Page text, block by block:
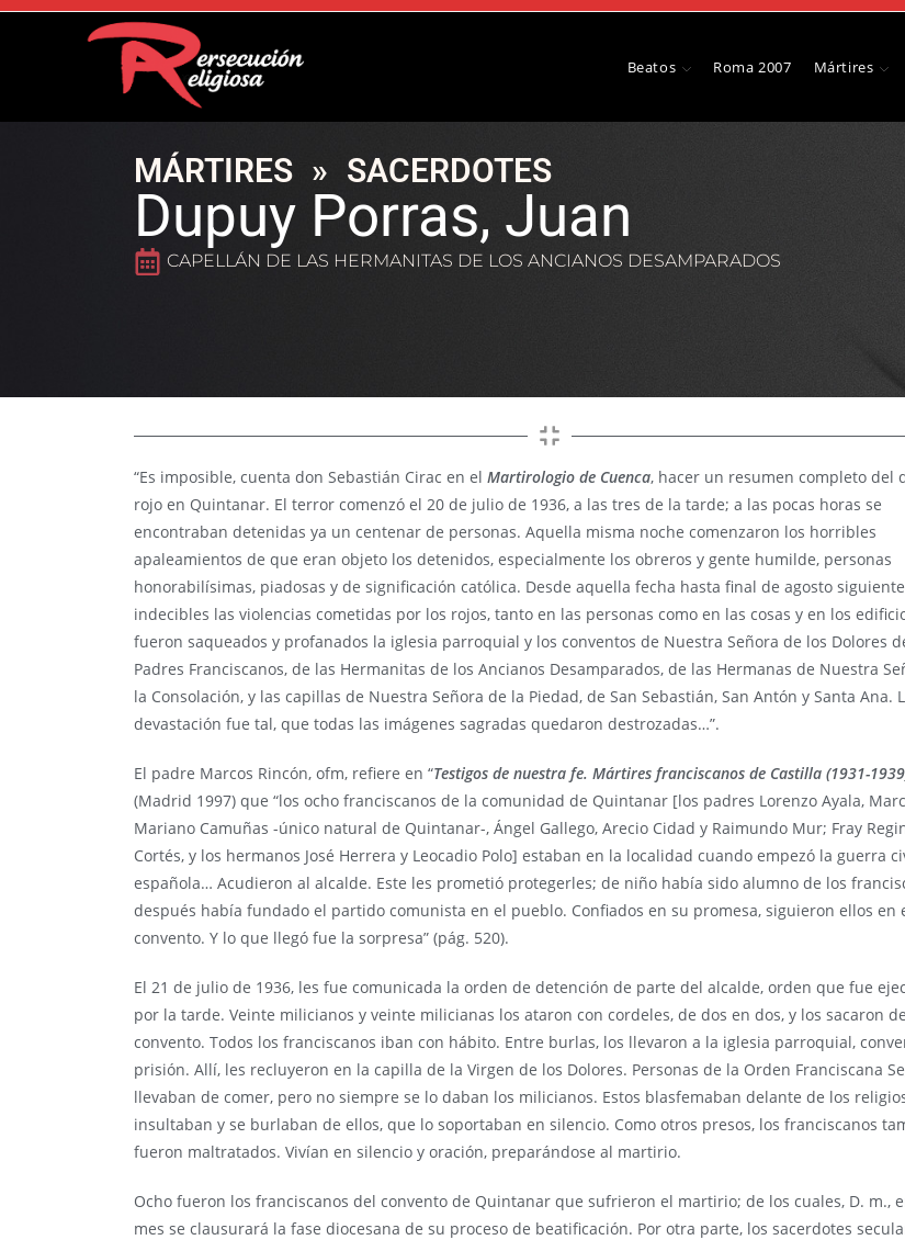
Beatos Roma 2007 Mártires
MÁRTIRES » SACERDOTES
Dupuy Porras, Juan
CAPELLÁN DE LAS HERMANITAS DE LOS ANCIANOS DESAMPARADOS
“Es imposible, cuenta don Sebastián Cirac en el Martirologio de Cuenca, hacer un resumen completo del
rojo en Quintanar. El terror comenzó el 20 de julio de 1936, a las tres de la tarde; a las pocas horas se
encontraban detenidas ya un centenar de personas. Aquella misma noche comenzaron los horribles
apaleamientos de que eran objeto los detenidos, especialmente los obreros y gente humilde, personas
honorabilísimas, piadosas y de significación católica. Desde aquella fecha hasta final de agosto
indecibles las violencias cometidas por los rojos, tanto en las personas como en las cosas y en los
fueron saqueados y profanados la iglesia parroquial y los conventos de Nuestra Señora de los Dolores
Padres Franciscanos, de las Hermanitas de los Ancianos Desamparados, de las Hermanas de Nuestra
la Consolación, y las capillas de Nuestra Señora de la Piedad, de San Sebastián, San Antón y Santa Ana.
devastación fue tal, que todas las imágenes sagradas quedaron destrozadas…”.
El padre Marcos Rincón, ofm, refiere en “Testigos de nuestra fe. Mártires franciscanos de Castilla (1931-
(Madrid 1997) que “los ocho franciscanos de la comunidad de Quintanar [los padres Lorenzo Ayala,
Mariano Camuñas -único natural de Quintanar-, Ángel Gallego, Arecio Cidad y Raimundo Mur; Fray
Cortés, y los hermanos José Herrera y Leocadio Polo] estaban en la localidad cuando empezó la guerra
española… Acudieron al alcalde. Este les prometió protegerles; de niño había sido alumno de los
después había fundado el partido comunista en el pueblo. Confiados en su promesa, siguieron ellos en
convento. Y lo que llegó fue la sorpresa” (pág. 520).
El 21 de julio de 1936, les fue comunicada la orden de detención de parte del alcalde, orden que fue
por la tarde. Veinte milicianos y veinte milicianas los ataron con cordeles, de dos en dos, y los sacaron
convento. Todos los franciscanos iban con hábito. Entre burlas, los llevaron a la iglesia parroquial,
prisión. Allí, les recluyeron en la capilla de la Virgen de los Dolores. Personas de la Orden Franciscana
llevaban de comer, pero no siempre se lo daban los milicianos. Estos blasfemaban delante de los
insultaban y se burlaban de ellos, que lo soportaban en silencio. Como otros presos, los franciscanos
fueron maltratados. Vivían en silencio y oración, preparándose al martirio.
Ocho fueron los franciscanos del convento de Quintanar que sufrieron el martirio; de los cuales, D. m.,
mes se clausurará la fase diocesana de su proceso de beatificación. Por otra parte, los sacerdotes